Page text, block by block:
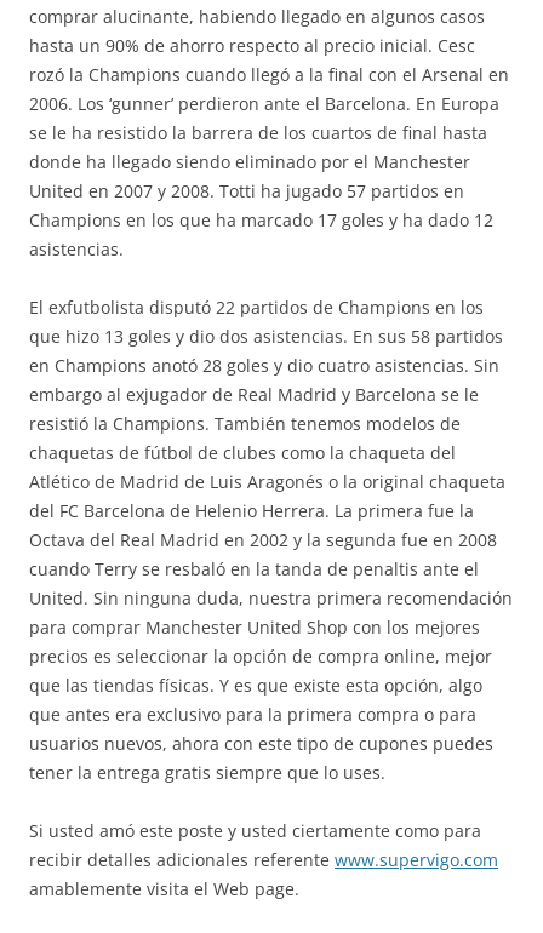
comprar alucinante, habiendo llegado en algunos casos
hasta un 90% de ahorro respecto al precio inicial. Cesc
rozó la Champions cuando llegó a la final con el Arsenal en
2006. Los ‘gunner’ perdieron ante el Barcelona. En Europa
se le ha resistido la barrera de los cuartos de final hasta
donde ha llegado siendo eliminado por el Manchester
United en 2007 y 2008. Totti ha jugado 57 partidos en
Champions en los que ha marcado 17 goles y ha dado 12
asistencias.
El exfutbolista disputó 22 partidos de Champions en los
que hizo 13 goles y dio dos asistencias. En sus 58 partidos
en Champions anotó 28 goles y dio cuatro asistencias. Sin
embargo al exjugador de Real Madrid y Barcelona se le
resistió la Champions. También tenemos modelos de
chaquetas de fútbol de clubes como la chaqueta del
Atlético de Madrid de Luis Aragonés o la original chaqueta
del FC Barcelona de Helenio Herrera. La primera fue la
Octava del Real Madrid en 2002 y la segunda fue en 2008
cuando Terry se resbaló en la tanda de penaltis ante el
United. Sin ninguna duda, nuestra primera recomendación
para comprar Manchester United Shop con los mejores
precios es seleccionar la opción de compra online, mejor
que las tiendas físicas. Y es que existe esta opción, algo
que antes era exclusivo para la primera compra o para
usuarios nuevos, ahora con este tipo de cupones puedes
tener la entrega gratis siempre que lo uses.
Si usted amó este poste y usted ciertamente como para
recibir detalles adicionales referente www.supervigo.com
amablemente visita el Web page.